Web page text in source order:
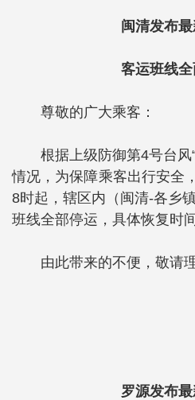
闽清发布
客运班线
尊敬的广大乘客：
根据上级防御第4号台风
情况，为保障乘客出行安全
8时起，辖区内（闽清-各乡
班线全部停运，具体恢复时
由此带来的不便，敬请
罗源发布